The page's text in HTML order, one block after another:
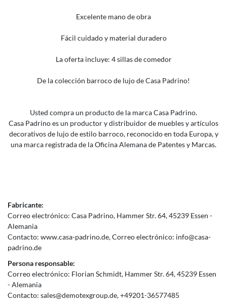
Excelente mano de obra
Fácil cuidado y material duradero
La oferta incluye: 4 sillas de comedor
De la colección barroco de lujo de Casa Padrino!
Usted compra un producto de la marca Casa Padrino.
Casa Padrino es un productor y distribuidor de muebles y artículos
decorativos de lujo de estilo barroco, reconocido en toda Europa, y
una marca registrada de la Oficina Alemana de Patentes y Marcas.
Fabricante:
Correo electrónico: Casa Padrino Hammer Str.64 45239 Essen
Alemania
Contacto: www.casa-padrino.de Correo electrónico: info@casa-
padrino.de
Persona responsable:
Correo electrónico: Florian Schmidt Hammer Str.64 45239 Essen
Alemania
Contacto: sales@demotexgroup.de +49201-36577485